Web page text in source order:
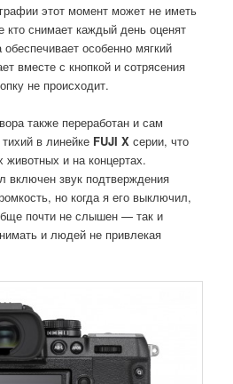
этот момент может не иметь
кто снимает каждый день оценят
особенно мягкий
вместе с кнопкой и сотрясения
не происходит.
также переработан и сам
в линейке FUJI X серии, что
животных и на концертах.
включен звук подтверждения
но когда я его выключил,
почти не слышен — так и
и людей не привлекая